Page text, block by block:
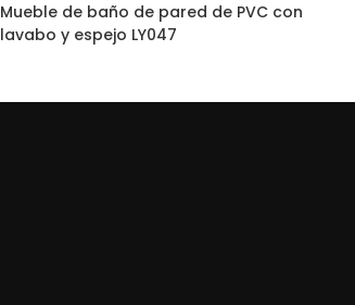
Mueble de baño de pared de PVC con
lavabo y espejo LY047